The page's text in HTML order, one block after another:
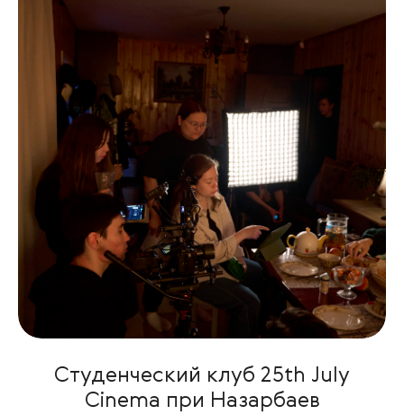
Студенческий клуб 25th July
Cinema при Назарбаев